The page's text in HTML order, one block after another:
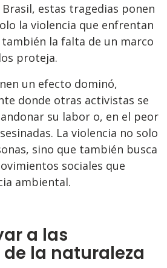
estas tragedias ponen
la violencia que enfrentan
la falta de un marco
proteja.
un efecto dominó,
donde otras activistas se
su labor o, en el peor
La violencia no solo
sino que también busca
sociales que
ambiental.
a las
la naturaleza